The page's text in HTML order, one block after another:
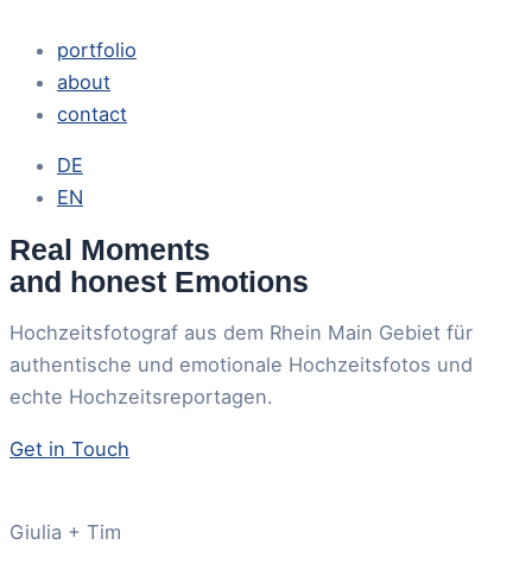
portfolio
about
contact
DE
EN
Real Moments
and honest Emotions
Hochzeitsfotograf aus dem Rhein Main Gebiet für
authentische und emotionale Hochzeitsfotos und
echte Hochzeitsreportagen.
Get in Touch
Giulia + Tim